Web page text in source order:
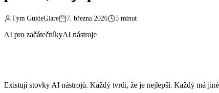
Tým GuideGlare 7. března 2026 5 minut
AI pro začátečníkyAI nástroje
Existují stovky AI nástrojů. Každý tvrdí, že je nejlepší. Každý má